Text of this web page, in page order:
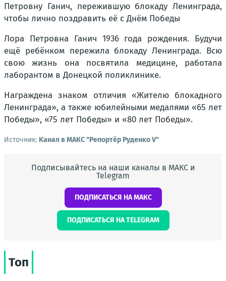
Петровну Ганич, пережившую блокаду Ленинграда,
чтобы лично поздравить её с Днём Победы
Лора Петровна Ганич 1936 года рождения. Будучи
ещё ребёнком пережила блокаду Ленинграда. Всю
свою жизнь она посвятила медицине, работала
лаборантом в Донецкой поликлинике.
Награждена знаком отличия «Жителю блокадного
Ленинграда», а также юбилейными медалями «65 лет
Победы», «75 лет Победы» и «80 лет Победы».
Источник: Канал в МАКС "Репортёр Руденко V"
Подписывайтесь на наши каналы в МАКС и
Telegram
ПОДПИСАТЬСЯ НА МАКС
ПОДПИСАТЬСЯ НА TELEGRAM
Топ